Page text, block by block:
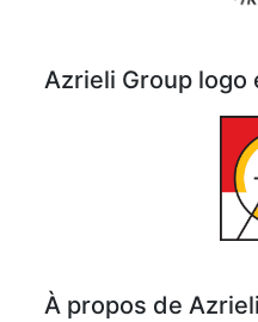
Azrieli Group logo
À propos de